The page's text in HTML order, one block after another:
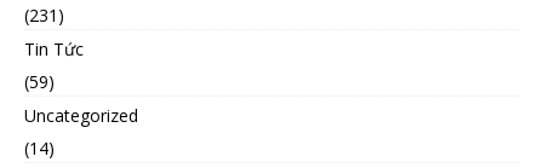
(231)
Tin Tức
(59)
Uncategorized
(14)